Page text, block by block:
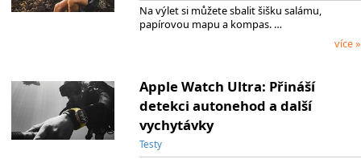
Na výlet si můžete sbalit šišku salámu,
papírovou mapu a kompas. …
více »
Apple Watch Ultra: Přináší
detekci autonehod a další
vychytávky
Testy